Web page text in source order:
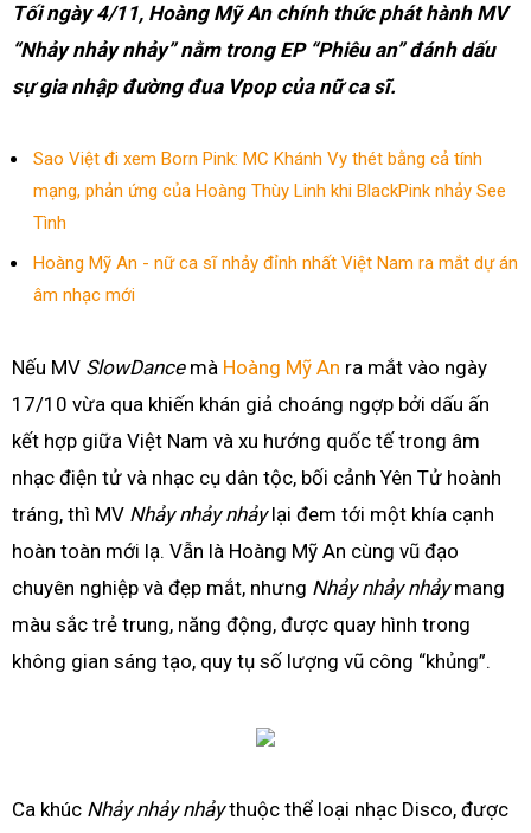
Tối ngày 4/11, Hoàng Mỹ An chính thức phát hành MV
“Nhảy nhảy nhảy” nằm trong EP “Phiêu an” đánh dấu
sự gia nhập đường đua Vpop của nữ ca sĩ.
Sao Việt đi xem Born Pink: MC Khánh Vy thét bằng cả tính
mạng, phản ứng của Hoàng Thùy Linh khi BlackPink nhảy See
Tình
Hoàng Mỹ An - nữ ca sĩ nhảy đỉnh nhất Việt Nam ra mắt dự án
âm nhạc mới
Nếu MV SlowDancemà Hoàng Mỹ An ra mắt vào ngày
17/10 vừa qua khiến khán giả choáng ngợp bởi dấu ấn
kết hợp giữa Việt Nam và xu hướng quốc tế trong âm
nhạc điện tử và nhạc cụ dân tộc, bối cảnh Yên Tử hoành
tráng, thì MV Nhảy nhảy nhảylại đem tới một khía cạnh
hoàn toàn mới lạ. Vẫn là Hoàng Mỹ An cùng vũ đạo
chuyên nghiệp và đẹp mắt, nhưng Nhảy nhảy nhảymang
màu sắc trẻ trung, năng động, được quay hình trong
không gian sáng tạo, quy tụ số lượng vũ công “khủng”.
Ca khúc Nhảy nhảy nhảythuộc thể loại nhạc Disco, được